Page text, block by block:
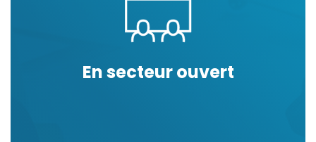
En secteur ouvert